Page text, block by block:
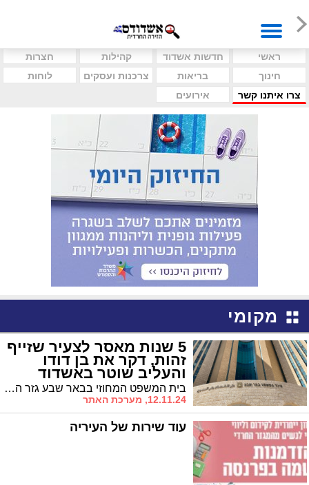
ראשי חדשות אשדוד קהילות
חצרות
חינוך
בריאות צרכנות ועסקים
לוחות
צרו איתנו קשר
אירועים
מקומי
5 שנות מאסר לצעיר שזייף
זהות, דקר את בן דודו
והעליב שוטר באשדוד
בית המשפט המחוזי בבאר שבע גזר היום חמש שנות מאסר על תושב הרשות הפלסטינית שדקר את בן דודו בגן העיר באשדוד, לאחר שזה חשף כי התחזה אליו כדי לעבוד במסעדה ואף העליב שוטר ממוצא אתיופי
12.11.24, מערכת האתר
עוד שירות של העיריה